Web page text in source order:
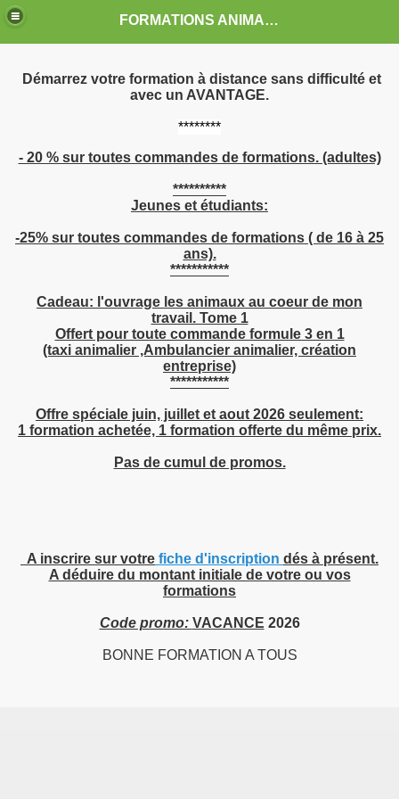
FORMATIONS ANIMALIERES DAKTARI-GTAAF
Démarrez votre formation à distance sans difficulté et
avec un AVANTAGE.
********
- 20 % sur toutes commandes de formations. (adultes)
**********
Jeunes et étudiants:
-25% sur toutes commandes de formations ( de 16 à 25
ans).
***********
Cadeau: l'ouvrage les animaux au coeur de mon
travail. Tome 1
Offert pour toute commande formule 3 en 1
(taxi animalier ,Ambulancier animalier, création
entreprise)
***********
Offre spéciale juin, juillet et aout 2026 seulement:
1 formation achetée, 1 formation offerte du même prix.
Pas de cumul de promos.
A inscrire sur votre fiche d'inscription dés à présent.
A déduire du montant initiale de votre ou vos
formations
Code promo: VACANCE 2026
BONNE FORMATION A TOUS
GTAAF